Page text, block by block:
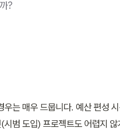
?
는 매우 드뭅니다. 예산 편성
범 도입) 프로젝트도 어렵지